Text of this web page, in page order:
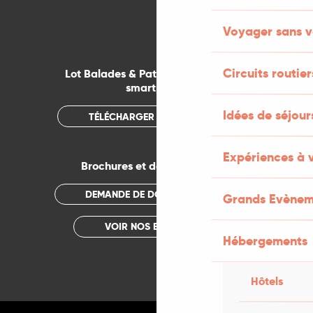
Voyager sans
Circuits
Idées de
Expériences à
Grands
Hébergements
Hôtels
Lot Balades & Patrimoines sur votre
smartphone
TÉLÉCHARGER L'APPLICATION
Brochures et documentations
DEMANDE DE DOCUMENTATION
VOIR NOS BROCHURES